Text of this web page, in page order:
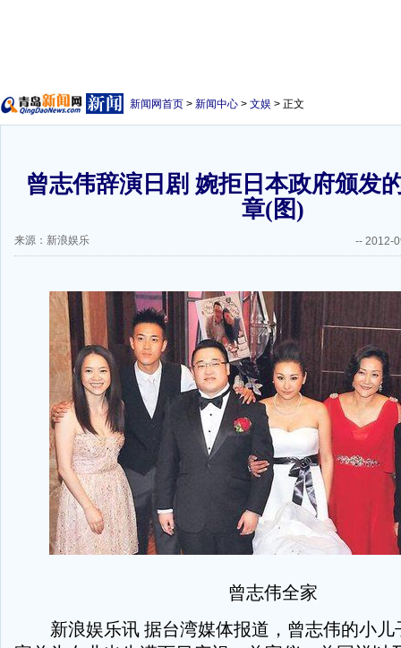
新闻网首页 > 新闻中心 > 文娱 > 正文
曾志伟辞演日剧 婉拒日本政府颁发
章(图)
来源：新浪娱乐 -- 2012-
曾志伟全家
新浪娱乐讯 据台湾媒体报道，曾志伟的小儿